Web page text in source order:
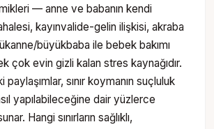
— anne ve babanın kendi
kayınvalide-gelin ilişkisi, akraba
büyükbaba ile bebek bakımı
çok evin gizli kalan stres kaynağıdır.
sınır koymanın suçluluk
yapılabileceğine dair yüzlerce
Hangi sınırların sağlıklı,